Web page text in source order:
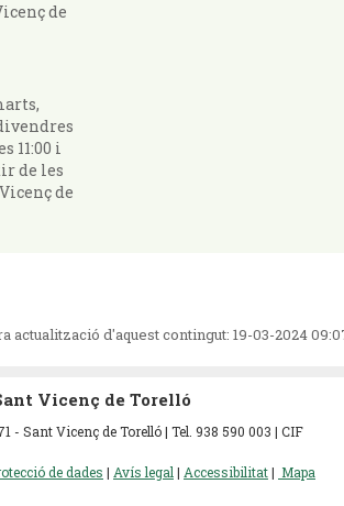
de
11:00 i
de les
de
actualització d'aquest contingut: 19-03-2024
Vicenç de Torelló
- Sant Vicenç de Torelló | Tel. 938 590 003 | CIF
de dades | Avís legal | Accessibilitat| Mapa